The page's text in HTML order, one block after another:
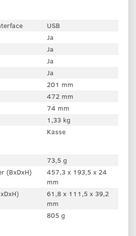
USB
Ja
Ja
Ja
Ja
201 mm
472 mm
74 mm
1,33 kg
Kasse
73,5 g
(BxDxH)
457,3 x 193,5 x 24
mm
61,8 x 111,5 x 39,2
mm
805 g